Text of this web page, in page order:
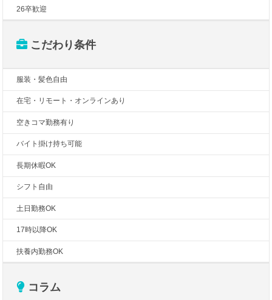
26卒歓迎
こだわり条件
服装・髪色自由
在宅・リモート・オンラインあり
空きコマ勤務有り
バイト掛け持ち可能
長期休暇OK
シフト自由
土日勤務OK
17時以降OK
扶養内勤務OK
コラム